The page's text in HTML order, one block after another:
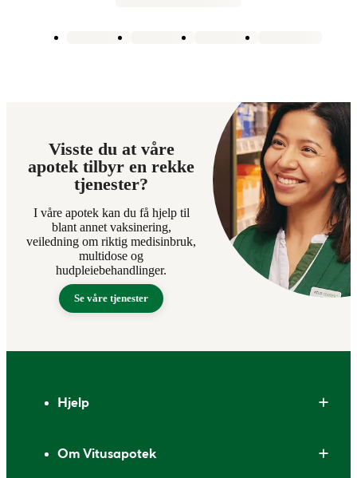
Visste du at våre
apotek tilbyr en rekke
tjenester?
I våre apotek kan du få hjelp til
blant annet vaksinering,
veiledning om riktig medisinbruk,
multidose og
hudpleiebehandlinger.
Se våre tjenester
Hjelp
Om Vitusapotek